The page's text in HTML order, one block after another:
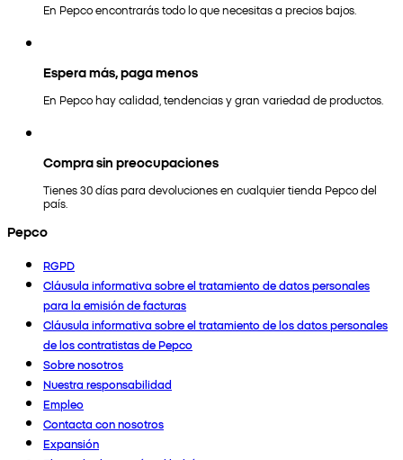
En Pepco encontrarás todo lo que necesitas a precios bajos.
Espera más, paga menos
En Pepco hay calidad, tendencias y gran variedad de productos.
Compra sin preocupaciones
Tienes 30 días para devoluciones en cualquier tienda Pepco del
país.
Pepco
RGPD
Cláusula informativa sobre el tratamiento de datos personales
para la emisión de facturas
Cláusula informativa sobre el tratamiento de los datos personales
de los contratistas de Pepco
Sobre nosotros
Nuestra responsabilidad
Empleo
Contacta con nosotros
Expansión